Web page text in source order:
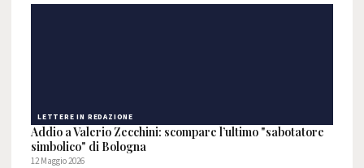
LETTERE IN REDAZIONE
Addio a Valerio Zecchini: scompare l’ultimo "sabotatore
simbolico" di Bologna
12 Maggio 2026